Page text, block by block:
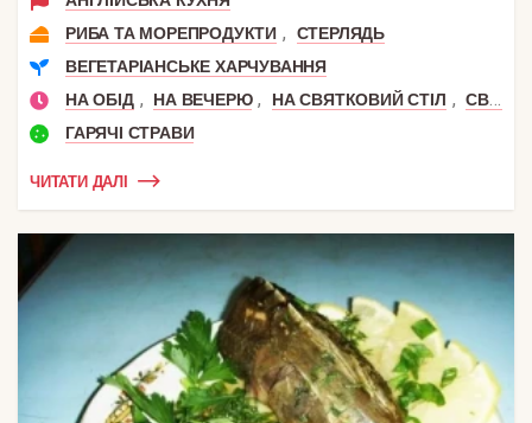
РИБА ТА МОРЕПРОДУКТИ ,
СТЕРЛЯДЬ
ВЕГЕТАРІАНСЬКЕ ХАРЧУВАННЯ
НА ОБІД , НА ВЕЧЕРЮ , НА СВЯТКОВИЙ СТІЛ , СВЯТКОВИЙ ОБІД
ГАРЯЧІ СТРАВИ
ЧИТАТИ ДАЛІ